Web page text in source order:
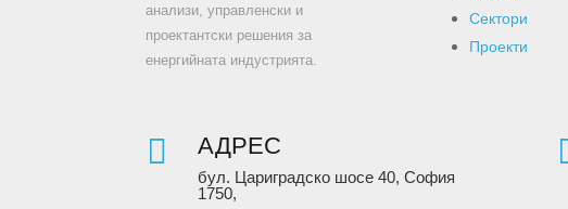
анализи, управленски и
проектантски решения за
енергийната индустрията.
Сектори
Проекти
 АДРЕС
бул. Цариградско шосе 40, София
1750,